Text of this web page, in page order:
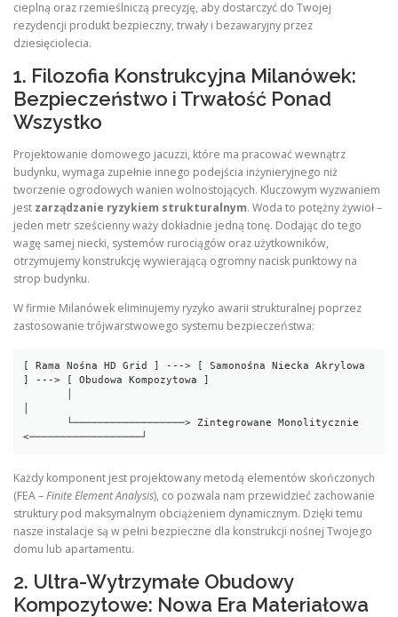
cieplną oraz rzemieślniczą precyzję, aby dostarczyć do Twojej
rezydencji produkt bezpieczny, trwały i bezawaryjny przez
dziesięciolecia.
1. Filozofia Konstrukcyjna Milanówek:
Bezpieczeństwo i Trwałość Ponad
Wszystko
Projektowanie domowego jacuzzi, które ma pracować wewnątrz
budynku, wymaga zupełnie innego podejścia inżynieryjnego niż
tworzenie ogrodowych wanien wolnostojących. Kluczowym wyzwaniem
jest zarządzanie ryzykiem strukturalnym. Woda to potężny żywioł –
jeden metr sześcienny waży dokładnie jedną tonę. Dodając do tego
wagę samej niecki, systemów rurociągów oraz użytkowników,
otrzymujemy konstrukcję wywierającą ogromny nacisk punktowy na
strop budynku.
W firmie Milanówek eliminujemy ryzyko awarii strukturalnej poprzez
zastosowanie trójwarstwowego systemu bezpieczeństwa:
[ Rama Nośna HD Grid ] ---> [ Samonośna Niecka Akrylowa
] ---> [ Obudowa Kompozytowa ]
Każdy komponent jest projektowany metodą elementów skończonych
(FEA –Finite Element Analysis), co pozwala nam przewidzieć zachowanie
struktury pod maksymalnym obciążeniem dynamicznym. Dzięki temu
nasze instalacje są w pełni bezpieczne dla konstrukcji nośnej Twojego
domu lub apartamentu.
2. Ultra-Wytrzymałe Obudowy
Kompozytowe: Nowa Era Materiałowa